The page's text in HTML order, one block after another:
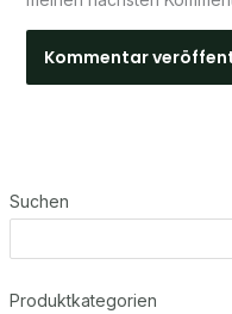
Suchen
Produktkategorien